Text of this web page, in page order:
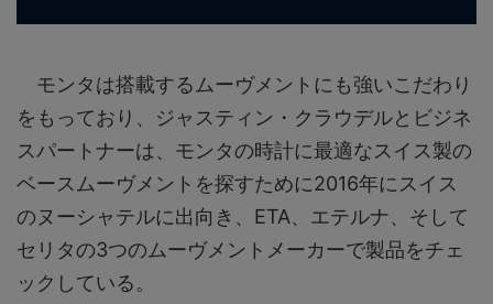
モンタは搭載するムーヴメントにも強いこだわり
をもっており、ジャスティン・クラウデルとビジネ
スパートナーは、モンタの時計に最適なスイス製の
ベースムーヴメントを探すために2016年にスイス
のヌーシャテルに出向き、ETA、エテルナ、そして
セリタの3つのムーヴメントメーカーで製品をチェ
ックしている。